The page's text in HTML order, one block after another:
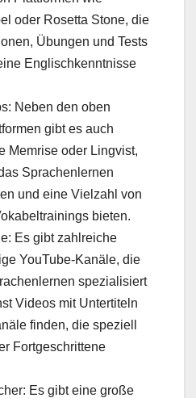
oder Rosetta Stone, die
Übungen und Tests
Englischkenntnisse
Neben den oben
gibt es auch
Memrise oder Lingvist,
Sprachenlernen
und eine Vielzahl von
bieten.
Es gibt zahlreiche
YouTube-Kanäle, die
spezialisiert
Videos mit Untertiteln
finden, die speziell
Fortgeschrittene
Es gibt eine große